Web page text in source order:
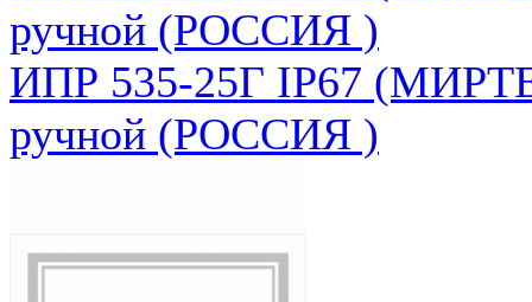
ручной (РОССИЯ )
ИПР 535-25Г IP67
ручной (РОССИЯ )